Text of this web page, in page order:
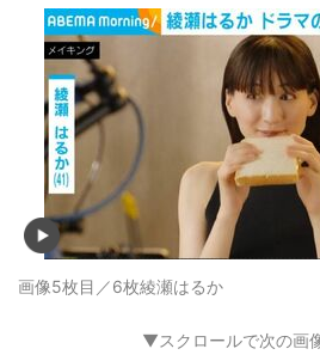
画像5枚目／6枚綾瀬はるか
▼スクロールで次の画